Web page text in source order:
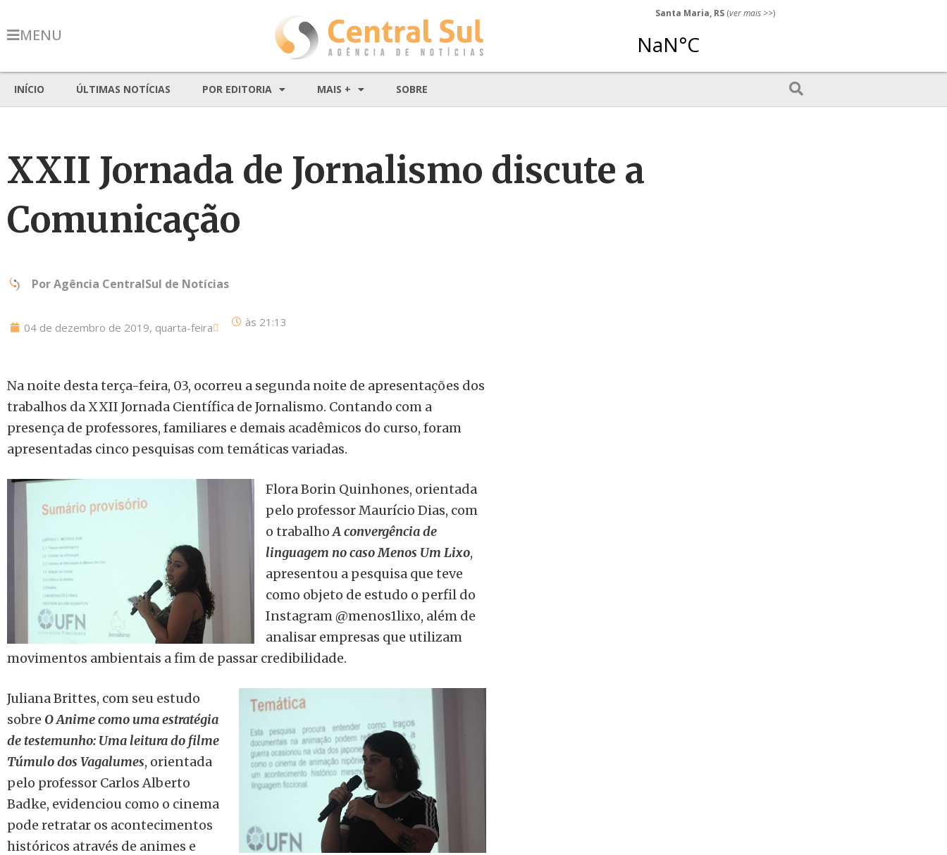
MENU
Santa Maria, RS (ver mais >>)
INÍCIO ÚLTIMAS NOTÍCIAS POR EDITORIA MAIS + SOBRE
XXII Jornada de Jornalismo discute a
Comunicação
PorAgência CentralSul de Notícias
04 de dezembro de 2019, quarta-feira às 21:13
Na noite desta terça-feira, 03, ocorreu a segunda noite de apresentações dos
trabalhos da XXII Jornada Científica de Jornalismo. Contando com a
presença de professores, familiares e demais acadêmicos do curso, foram
apresentadas cinco pesquisas com temáticas variadas.
Flora Borin Quinhones, orientada
pelo professor Maurício Dias, com
o trabalhoA convergência de
linguagem no caso Menos Um Lixo,
apresentou a pesquisa que teve
como objeto de estudo o perfil do
Instagram @menos1lixo, além de
analisar empresas que utilizam
movimentos ambientais a fim de passar credibilidade.
Juliana Brittes, com seu estudo
sobre O Anime como uma estratégia
de testemunho: Uma leitura do filme
Túmulo dos Vagalumes, orientada
pelo professor Carlos Alberto
Badke, evidenciou como o cinema
pode retratar os acontecimentos
históricos através de animes e